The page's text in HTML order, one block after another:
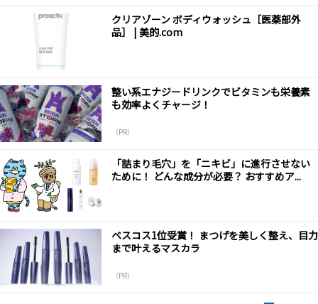
クリアゾーン ボディウォッシュ［医薬部外
品］ | 美的.com
整い系エナジードリンクでビタミンも栄養素
も効率よくチャージ！
（PR）
「詰まり毛穴」を「ニキビ」に進行させない
ために！ どんな成分が必要？ おすすめア...
ベスコス1位受賞！ まつげを美しく整え、目力
まで叶えるマスカラ
（PR）